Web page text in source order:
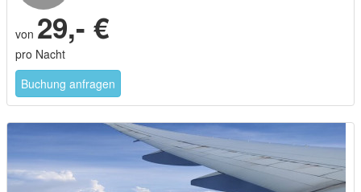
von 29,- €
pro Nacht
Buchung anfragen